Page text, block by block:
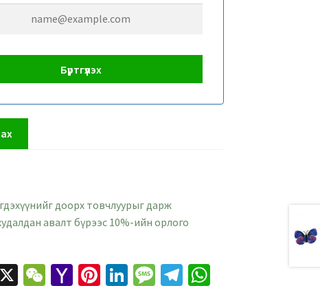
доорх товчлуурыг дарж
авалт бүрээс 10%-ийн орлого
X W Ya Pi Li M Te W